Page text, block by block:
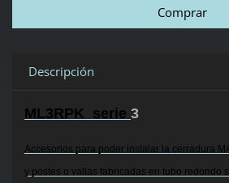
Descripción
ML3RPK serie 3
Accesorios para poder instalar la cerradura
y postes o vallas fabricadas en tubo redondo